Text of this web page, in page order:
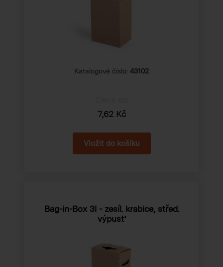
Katalogové číslo: 43102
7,62 Kč
Bag-in-Box 3l - zesíl. krabice, střed.
výpusť